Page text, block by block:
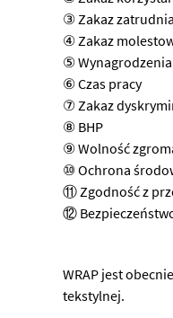
③ Zakaz
④ Zakaz
⑤
⑥ Czas pracy
⑦ Zakaz
⑧ BHP
⑨ Wolność
⑩ Ochrona
⑪ Zgodność z
⑫
WRAP jest
tekstylnej.